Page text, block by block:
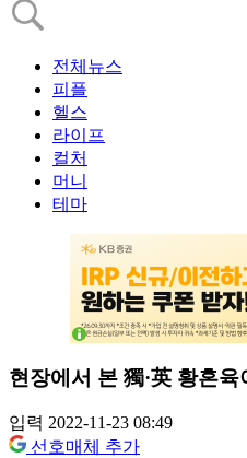
전체뉴스
피플
헬스
라이프
컬처
머니
테마
현장에서 본 獨·英 황혼
입력 2022-11-23 08:49
선호매체 추가